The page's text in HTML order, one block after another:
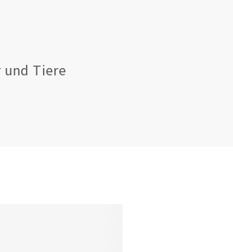
und Tiere